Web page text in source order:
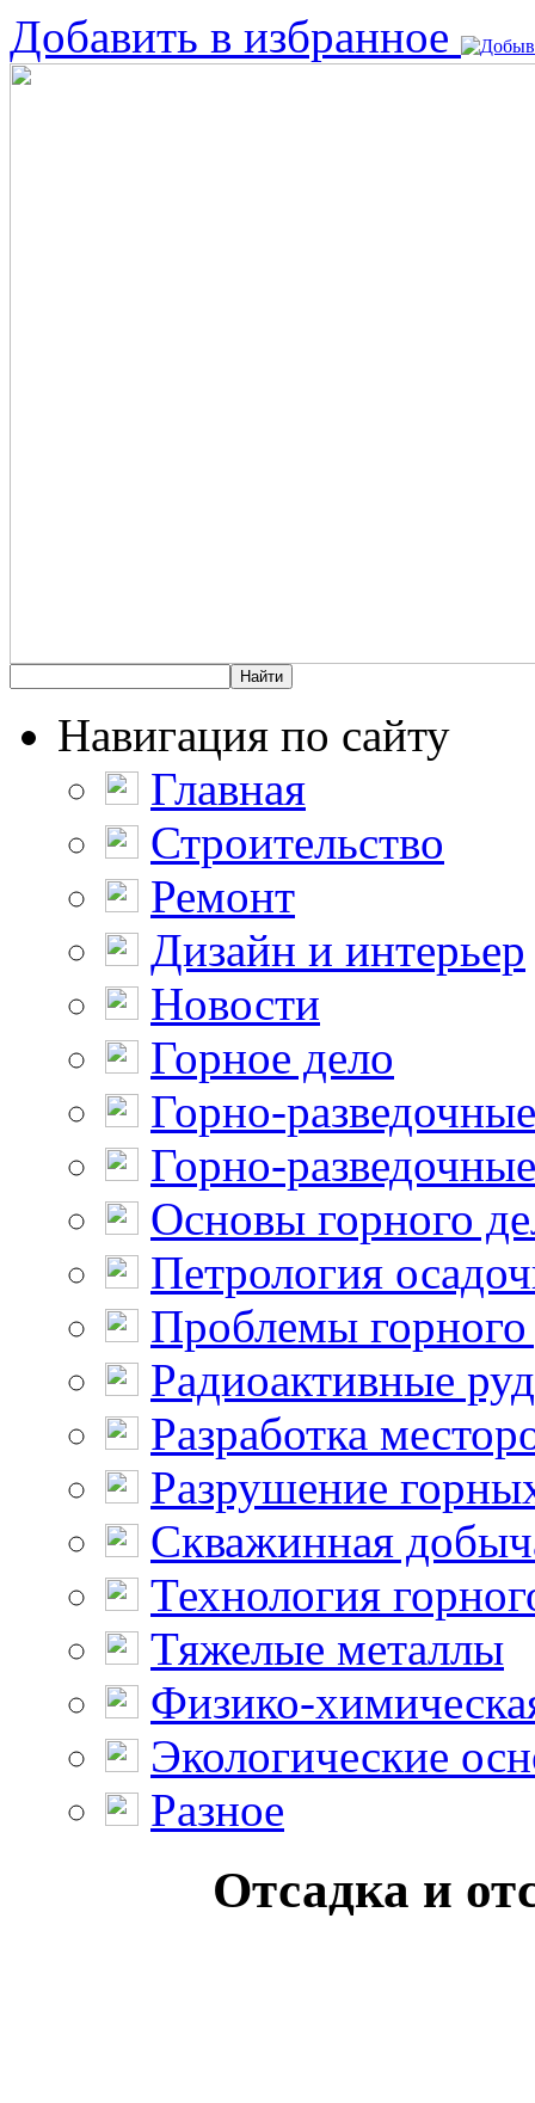
Добавить в избранное
Навигация по сайту
Главная
Строительство
Ремонт
Дизайн и интерьер
Новости
Горное дело
Горно-
Горно-
Основы горного
Петрология
Проблемы горного
Радиоактивные
Разработка
Разрушение
Скважинная
Технология
Тяжелые металлы
Физико-
Экологические
Разное
Отсадка и